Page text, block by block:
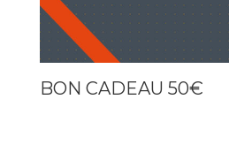
BON CADEAU 50€